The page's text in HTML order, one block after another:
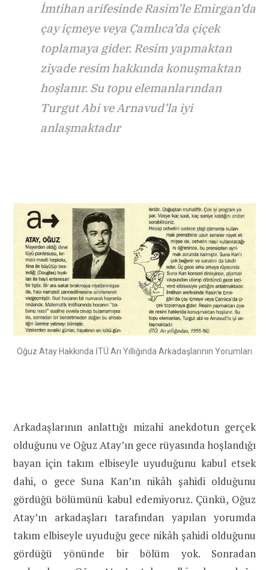
İmtihan arifesinde Rasim’le Emirgan’da
çay içmeye veya Çamlıca’da çiçek
toplamaya gider. Resim yapmaktan
ziyade resim hakkında konuşmaktan
hoşlanır. Su topu elemanlarından
Turgut Abi ve Arnavud’la iyi
anlaşmaktadır
Oğuz Atay Hakkında İTÜ Arı Yıllığında Arkadaşlarının Yorumları
Arkadaşlarının anlattığı mizahi anekdotun gerçek
olduğunu ve Oğuz Atay’ın gece rüyasında hoşlandığı
bayan için takım elbiseyle uyuduğunu kabul etsek
dahi, o gece Suna Kan’ın nikâh şahidi olduğunu
gördüğü bölümünü kabul edemiyoruz. Çünkü, Oğuz
Atay’ın arkadaşları tarafından yapılan yorumda
takım elbiseyle uyuduğu gece nikâh şahidi olduğunu
gördüğü yönünde bir bölüm yok. Sonradan